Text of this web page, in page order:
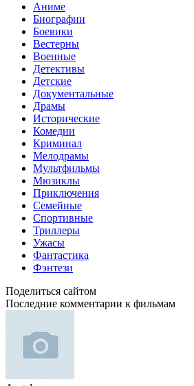
Аниме
Биографии
Боевики
Вестерны
Военные
Детективы
Детские
Документальные
Драмы
Исторические
Комедии
Криминал
Мелодрамы
Мультфильмы
Мюзиклы
Приключения
Семейные
Спортивные
Триллеры
Ужасы
Фантастика
Фэнтези
Поделиться сайтом
Последние комментарии к фильмам